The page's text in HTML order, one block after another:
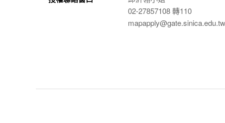
02-27857108 轉110
mapapply@gate.sinica.edu.tw